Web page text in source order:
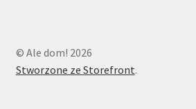
© Ale dom! 2026
Stworzone ze Storefront.